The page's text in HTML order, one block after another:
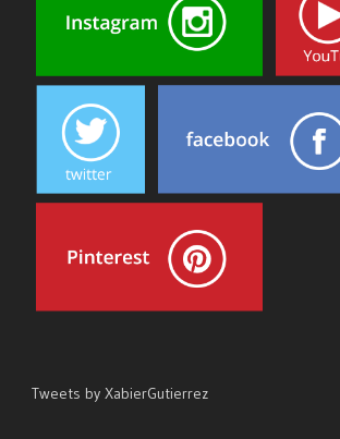
Tweets by XabierGutierrez